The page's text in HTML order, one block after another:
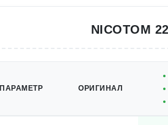
NICOTOM
ПАРАМЕТР ОРИГИНАЛ